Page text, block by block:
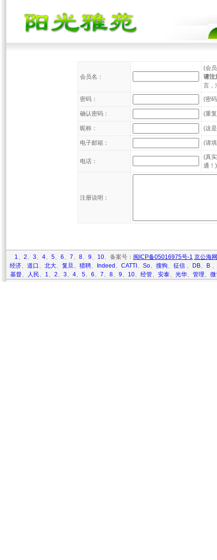
会员名：
(会
请注
言，
密码：
(密
确认密码： (重
昵称： (这
电子邮箱： (请
电话：
(真
通！)
注册说明：
1、 2、 3、 4、 5、 6、 7、 8、 9、 10、备案号： 闽ICP备05016975号-1 京公海
经济、 道口 、 北大、 复旦、 猎聘、 Indeed 、 CATTI 、 So、 搜狗、 征信 、 DB、 B 、
基督、 人民、 1、 2、 3、 4、 5、 6、 7、 8、 9、 10、 经管、 安泰、 光华、 管理、 微